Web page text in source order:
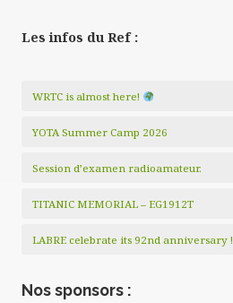
Les infos du Ref :
WRTC is almost here!
YOTA Summer Camp 2026
Session d’examen radioamateur.
TITANIC MEMORIAL – EG1912T
LABRE celebrate its 92nd anniversary !
Nos sponsors :